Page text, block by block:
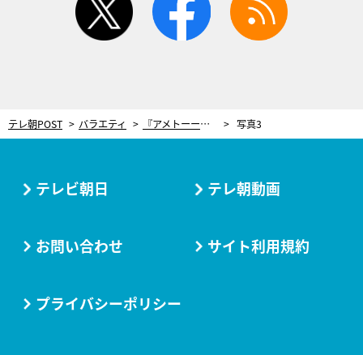
テレ朝POST バラエティ 『アメトーーク！』爆笑企画3本立ての3時間SP！松たか子の“イタズラ”に田村淳が大絶叫 写真3
テレビ朝日 テレ朝動画
お問い合わせ サイト利用規約
プライバシーポリシー